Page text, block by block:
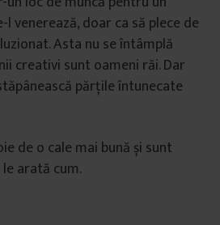
venerează, doar ca să plece de
Asta nu se întâmplă
creativi sunt oameni răi. Dar
părțile întunecate
de o cale mai bună și sunt
arată cum.